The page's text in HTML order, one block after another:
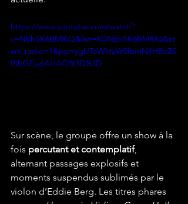
https://www.youtube.com/watch?
v=NEhSK6BMRiQ&list=RDNEhSK6BMRiQ&st
art_radio=1&pp=ygUTaW1taW5lbmNlIHRoZS
BibGFja6AHAQ%3D%3D
Sur scène, le groupe offre un show à la
fois percutant et contemplatif,
alternant passages explosifs et
moments suspendus sublimés par le
violon d’Eddie Berg. Les titres phares